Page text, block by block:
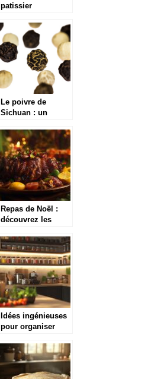
patissier
comment y arriver
?
Le poivre de
Sichuan : un
saveurs
surprenantes
Repas de Noël :
découvrez les
épaules antillais
Idées ingénieuses
pour organiser
inspirer vos plats